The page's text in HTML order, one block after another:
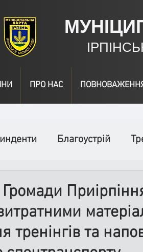
ПРО НАС
Благоустрій
Надзвичайні заходи
тренінгів та